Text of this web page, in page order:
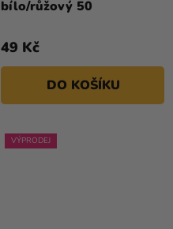
bílo/růžový 50
49 Kč
DO KOŠÍKU
VÝPRODEJ